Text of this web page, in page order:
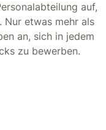
auf,
Nur etwas mehr als
an, sich in jedem
zu bewerben.